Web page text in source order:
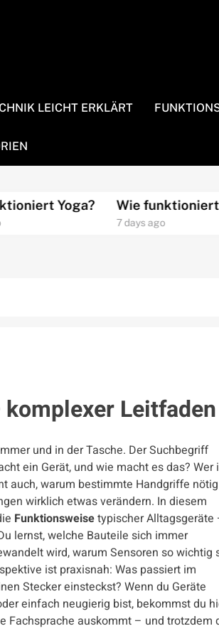
LEICHT ERKLÄRT
Wie funktioniert
Leitfaden
und in der Tasche. Der Suchbegriff
ein Gerät, und wie macht es das? Wer
auch, warum bestimmte Handgriffe nötig
wirklich etwas verändern. In diesem
Funktionsweisetypischer Alltagsgeräte
lernst, welche Bauteile sich immer
wird, warum Sensoren so wichtig
ist praxisnah: Was passiert im
Stecker einsteckst? Wenn du Geräte
einfach neugierig bist, bekommst du
Fachsprache auskommt – und trotzdem